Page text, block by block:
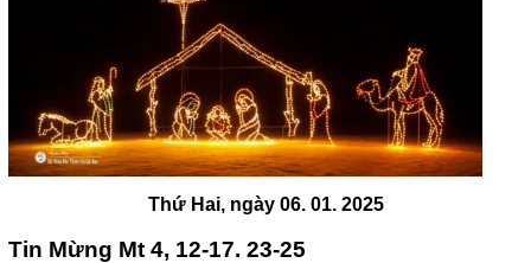
Thứ Hai, ngày 06. 01. 2025
Tin Mừng Mt 4, 12-17. 23-25